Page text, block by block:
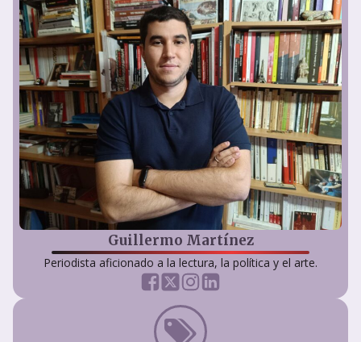
Guillermo Martínez
Periodista aficionado a la lectura, la política y el arte.